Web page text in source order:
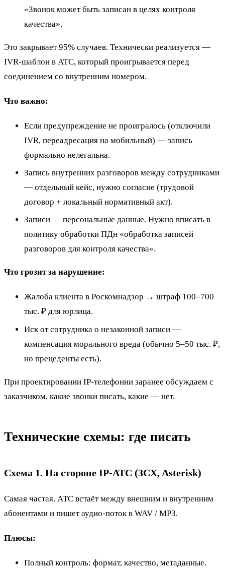
«Звонок может быть записан в целях контроля
качества».
Это закрывает 95% случаев. Технически реализуется —
IVR-шаблон в АТС, который проигрывается перед
соединением со внутренним номером.
Что важно:
Если предупреждение не проигралось (отключили
IVR, переадресация на мобильный) — запись
формально нелегальна.
Запись внутренних разговоров между сотрудниками
— отдельный кейс, нужно согласие (трудовой
договор + локальный нормативный акт).
Записи — персональные данные. Нужно вписать в
политику обработки ПДн «обработка записей
разговоров для контроля качества».
Что грозит за нарушение:
Жалоба клиента в Роскомнадзор → штраф 100–700
тыс. ₽ для юрлица.
Иск от сотрудника о незаконной записи —
компенсация морального вреда (обычно 5–50 тыс. ₽,
но прецеденты есть).
При проектировании IP-телефонии заранее обсуждаем с
заказчиком, какие звонки писать, какие — нет.
Технические схемы: где писать
Схема 1. На стороне IP-АТС (3CX, Asterisk)
Самая частая. АТС встаёт между внешним и внутренним
абонентами и пишет аудио-поток в WAV / MP3.
Плюсы:
Полный контроль: формат, качество, метаданные.